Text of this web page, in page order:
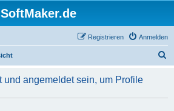
SoftMaker.de
Anmelden
Registrieren
h
und angemeldet sein, um Profile